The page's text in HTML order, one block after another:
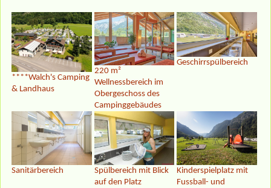
****Walch's Camping
& Landhaus
220 m²
Wellnessbereich im
Obergeschoss des
Campinggebäudes
Geschirrspülbereich
Sanitärbereich
Spülbereich mit Blick
auf den Platz
Kinderspielplatz mit
Fussball- und